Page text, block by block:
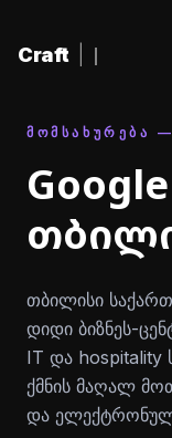
Craft
ᲛᲝᲛᲡᲐᲮᲣᲠᲔᲑᲐ
თბილისი
დიდი ბიზნეს-
IT და hospitality
ქმნის მაღალ
და ელექტრონულ